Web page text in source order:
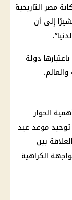
مصر التاريخية
إلى أن
دولة
الحوار
موعد عيد
بين
الكراهية